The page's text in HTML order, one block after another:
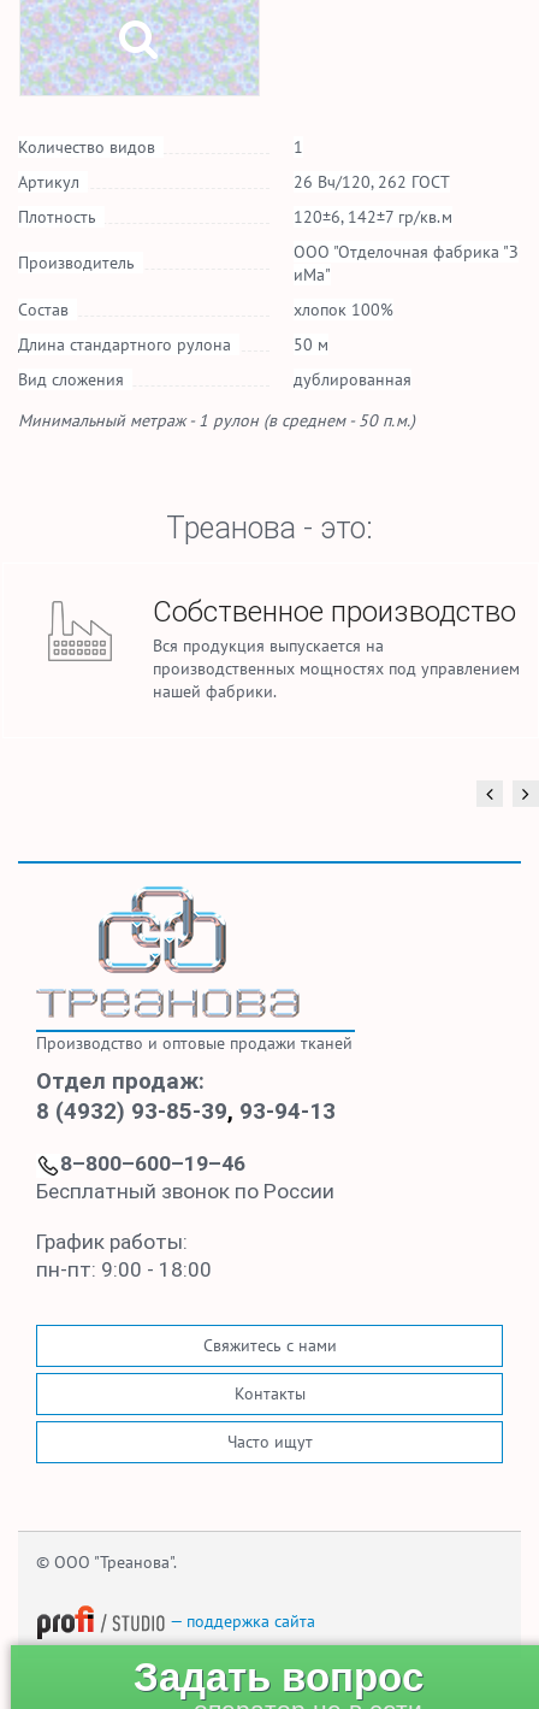
Количество видов
1
Артикул
26 Вч/120, 262 ГОСТ
Плотность
120±6, 142±7 гр/кв.м
Производитель
ООО "Отделочная фабрика "З
иМа"
Состав
хлопок 100%
Длина стандартного рулона
50 м
Вид сложения
дублированная
Минимальный метраж - 1 рулон (в среднем - 50 п.м.)
Треанова - это:
Собственное производство
Вся продукция выпускается на
производственных мощностях под управлением
нашей фабрики.
Производство и оптовые продажи тканей
Отдел продаж:
8 (4932) 93-85-39, 93-94-13
8–800–600–19–46
Бесплатный звонок по России
График работы:
пн-пт: 9:00 - 18:00
Свяжитесь с нами
Контакты
Часто ищут
© ООО "Треанова".
— поддержка сайта
Задать вопрос